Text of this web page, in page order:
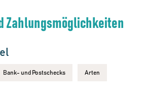
Zahlungsmöglichkeiten
Bank- und Postschecks Arten